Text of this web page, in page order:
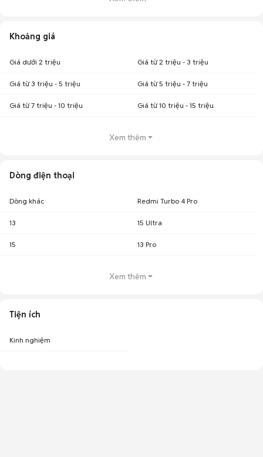
Khoảng giá
Giá dưới 2 triệu Giá từ 2 triệu - 3 triệu
Giá từ 3 triệu - 5 triệu Giá từ 5 triệu - 7 triệu
Giá từ 7 triệu - 10 triệu Giá từ 10 triệu - 15 triệu
Xem thêm
Dòng điện thoại
Dòng khác Redmi Turbo 4 Pro
13 15 Ultra
15 13 Pro
Xem thêm
Tiện ích
Kinh nghiệm